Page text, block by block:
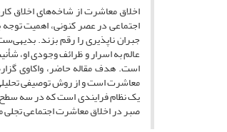
اخلاق معاشرت از شاخه‌های اخلاق
اجتماعی در عصر کنونی، اهمیت توجه
جبران ناپذیری را رقم بزند.
عالم به اسرار و ظرائف وجودی او،
است. هدف مقاله حاضر، واکاوی
معاشرت است و از روش توصیفی
یک نظام فرایندی است که در سه سطح
صبر در اخلاق معاشرت اجتماعی تجلی